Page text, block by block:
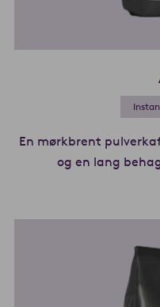
En mørkbrent
og en lang